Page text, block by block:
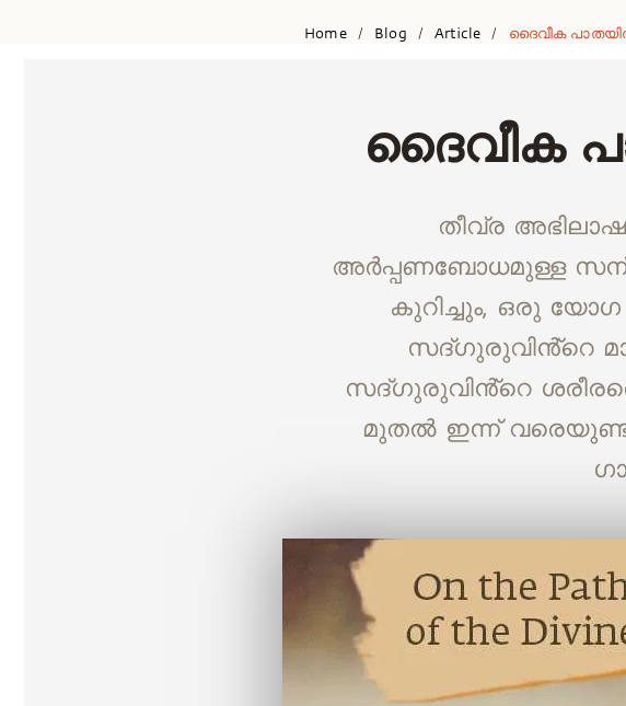
Home / Blog / Article / ദൈവീക പാതയിൽ
ദൈവീക
തീവ്ര
അർപ്പണബോധമുള്ള
കുറിച്ചും, ഒരു
സദ്ഗുരുവിൻ്റെ
സദ്ഗുരുവിൻ്റെ
മുതൽ ഇന്ന്